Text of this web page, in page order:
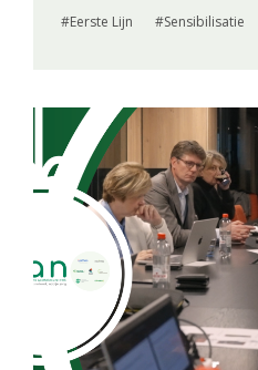
Eerste Lijn Sensibilisatie